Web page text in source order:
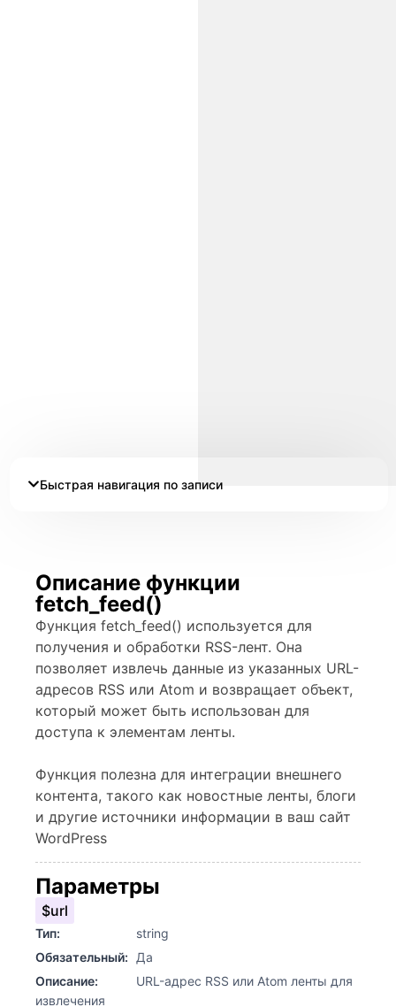
Быстрая навигация по записи
Описание функции
fetch_feed()
Функция fetch_feed() используется для
получения и обработки RSS-лент. Она
позволяет извлечь данные из указанных URL-
адресов RSS или Atom и возвращает объект,
который может быть использован для
доступа к элементам ленты.
Функция полезна для интеграции внешнего
контента, такого как новостные ленты, блоги
и другие источники информации в ваш сайт
WordPress
Параметры
$url
Тип:
string
Обязательный:
Да
Описание:
URL-адрес RSS или Atom ленты для
извлечения